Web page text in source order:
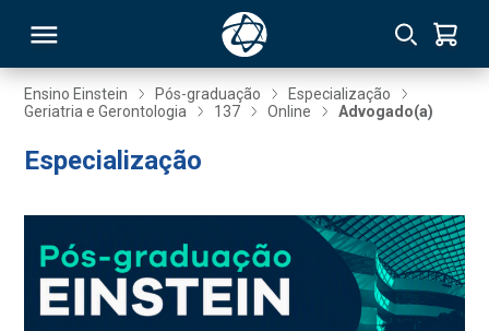
Ensino Einstein Pós-graduação
Especialização
Geriatria e Gerontologia
137 Online Advogado(a)
Especialização